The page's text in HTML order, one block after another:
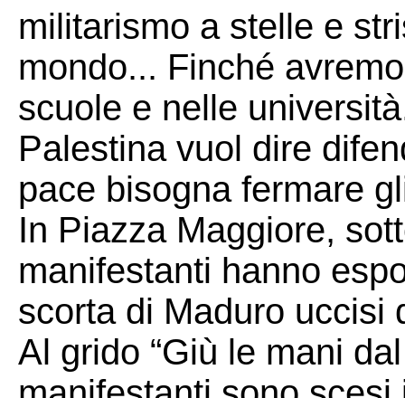
militarismo a stelle e
mondo... Finché
scuole e nelle
Palestina vuol dire
pace bisogna fermare
In Piazza Maggiore,
manifestanti hanno
scorta di Maduro uccisi
Al grido “Giù le mani